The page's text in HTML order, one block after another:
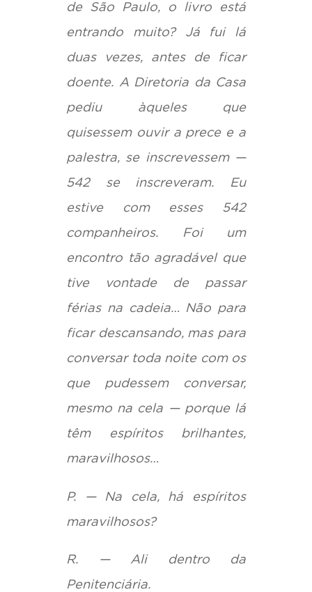
de São Paulo, o livro está
entrando muito? Já fui lá
duas vezes, antes de ficar
doente. A Diretoria da Casa
pediu àqueles que
quisessem ouvir a prece e a
palestra, se inscrevessem —
542 se inscreveram. Eu
estive com esses 542
companheiros. Foi um
encontro tão agradável que
tive vontade de passar
férias na cadeia… Não para
ficar descansando, mas para
conversar toda noite com os
que pudessem conversar,
mesmo na cela — porque lá
têm espíritos brilhantes,
maravilhosos…
P. — Na cela, há espíritos
maravilhosos?
R. — Ali dentro da
Penitenciária.